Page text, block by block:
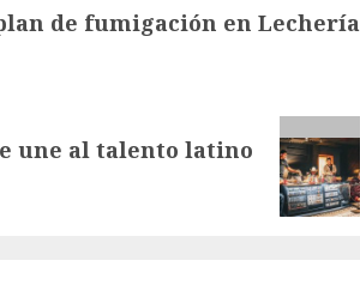
de fumigación en Lechería
une al talento latino